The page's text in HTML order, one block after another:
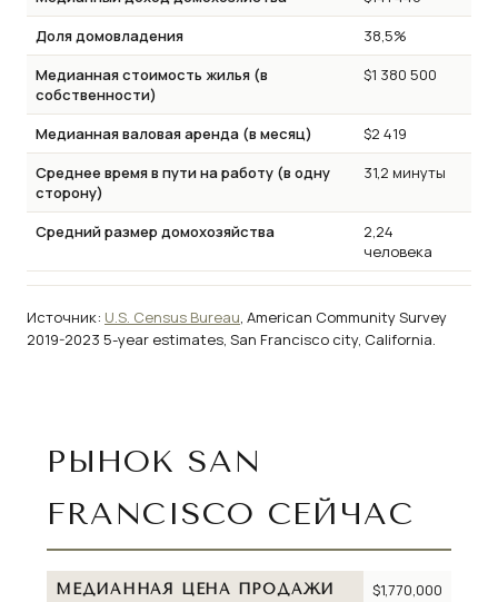
Доля домовладения
38,5%
Медианная стоимость жилья (в
собственности)
$1 380 500
Медианная валовая аренда (в месяц)
$2 419
Среднее время в пути на работу (в одну
сторону)
31,2 минуты
Средний размер домохозяйства
2,24
человека
Источник: U.S. Census Bureau , American Community Survey
2019-2023 5-year estimates, San Francisco city, California.
РЫНОК SAN
FRANCISCO СЕЙЧАС
МЕДИАННАЯ ЦЕНА ПРОДАЖИ $1,770,000